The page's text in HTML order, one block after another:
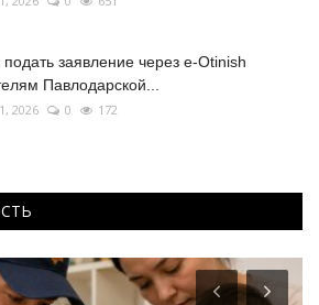
подать заявление через e-Otinish
Павлодарской...
2026 0 172